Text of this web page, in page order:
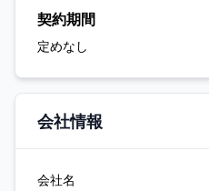
契約期間
定めなし
会社情報
会社名